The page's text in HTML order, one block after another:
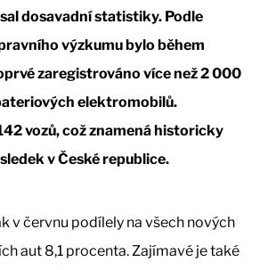
dosavadní statistiky. Podle
výzkumu bylo během
zaregistrováno více než 2 000
elektromobilů.
vozů, což znamená historicky
v České republice.
v červnu podílely na všech nových
aut 8,1 procenta. Zajímavé je také